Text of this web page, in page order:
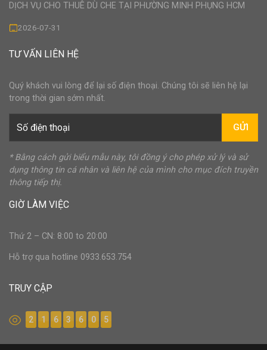
DỊCH VỤ CHO THUÊ DÙ CHE TẠI PHƯỜNG MINH PHỤNG HCM
2026-07-31
TƯ VẤN LIÊN HỆ
Quý khách vui lòng để lại số điện thoại. Chúng tôi sẽ liên hệ lại
trong thời gian sớm nhất.
GỬI
* Bằng cách gửi biểu mẫu này, tôi đồng ý cho phép xử lý và sử
dụng thông tin cá nhân và liên hệ của mình cho mục đích truyền
thông tiếp thị.
GIỜ LÀM VIỆC
Thứ 2 – CN: 8:00 to 20:00
Hỗ trợ qua hotline 0933.653.754
TRUY CẬP
2 1 6 3 6 0 5